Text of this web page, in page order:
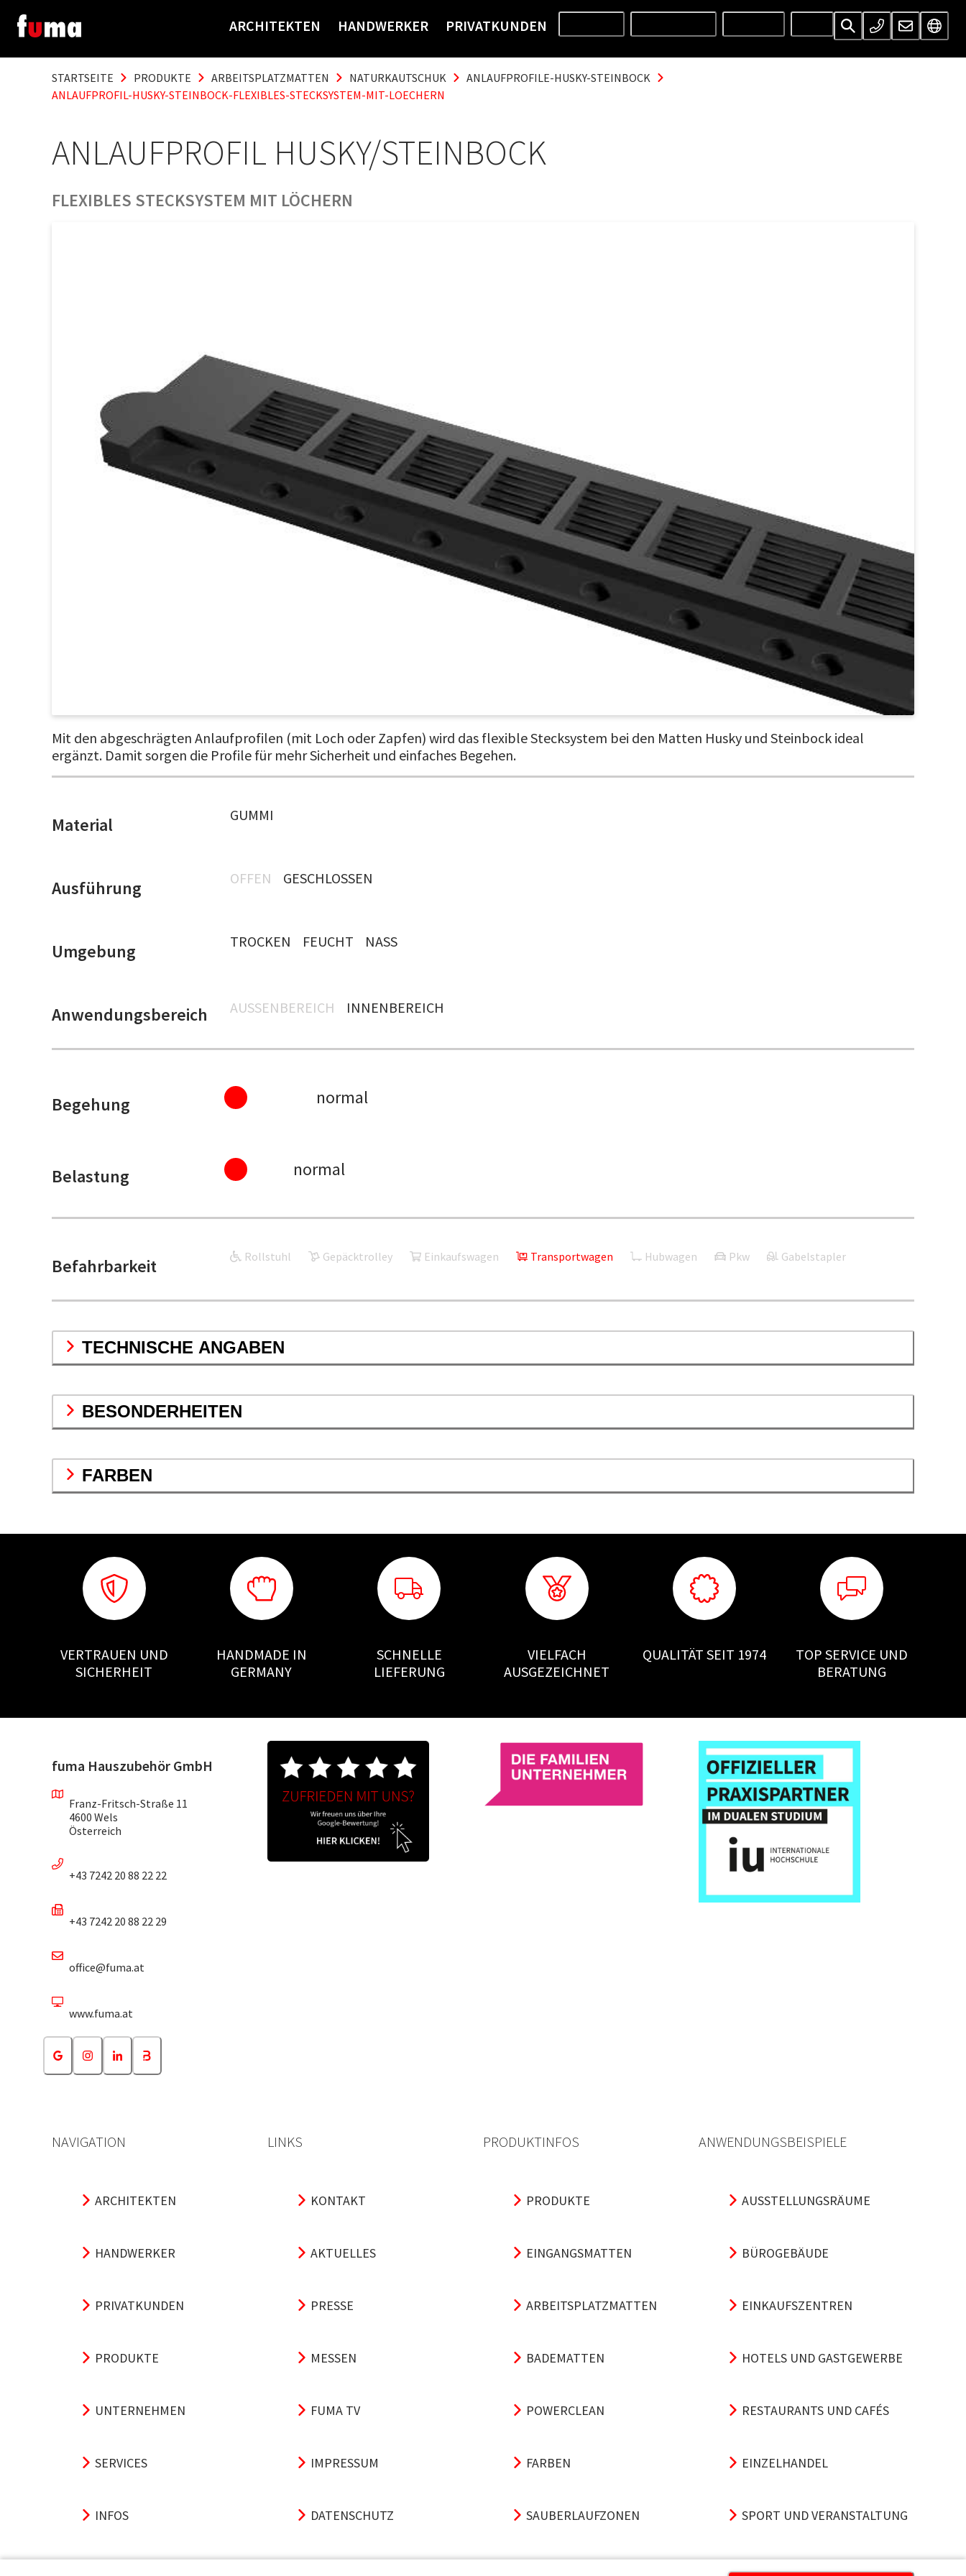
ARCHITEKTEN HANDWERKER PRIVATKUNDEN
STARTSEITE PRODUKTE ARBEITSPLATZMATTEN NATURKAUTSCHUK
ANLAUFPROFILE-HUSKY-STEINBOCK
ANLAUFPROFIL-HUSKY-STEINBOCK-FLEXIBLES-STECKSYSTEM-MIT-LOECHERN
ANLAUFPROFIL HUSKY/STEINBOCK
FLEXIBLES STECKSYSTEM MIT LÖCHERN
Mit den abgeschrägten Anlaufprofilen (mit Loch oder Zapfen) wird das flexible Stecksystem bei den Matten Husky und Steinbock ideal
ergänzt. Damit sorgen die Profile für mehr Sicherheit und einfaches Begehen.
Material GUMMI
Ausführung OFFEN GESCHLOSSEN
Umgebung TROCKEN FEUCHT NASS
Anwendungsbereich AUSSENBEREICH INNENBEREICH
Begehung normal
Belastung normal
Befahrbarkeit Rollstuhl Gepäcktrolley Einkaufswagen Transportwagen Hubwagen Pkw Gabelstapler
TECHNISCHE ANGABEN
BESONDERHEITEN
FARBEN
VERTRAUEN UND
SICHERHEIT
HANDMADE IN
GERMANY
SCHNELLE
LIEFERUNG
VIELFACH
AUSGEZEICHNET
QUALITÄT SEIT 1974
TOP SERVICE UND
BERATUNG
fuma Hauszubehör GmbH
Franz-Fritsch-Straße 11
4600 Wels
Österreich
+43 7242 20 88 22 22
+43 7242 20 88 22 29
office@fuma.at
www.fuma.at
NAVIGATION
ARCHITEKTEN
HANDWERKER
PRIVATKUNDEN
PRODUKTE
UNTERNEHMEN
SERVICES
INFOS
LINKS
KONTAKT
AKTUELLES
PRESSE
MESSEN
FUMA TV
IMPRESSUM
DATENSCHUTZ
PRODUKTINFOS
PRODUKTE
EINGANGSMATTEN
ARBEITSPLATZMATTEN
BADEMATTEN
POWERCLEAN
FARBEN
SAUBERLAUFZONEN
ANWENDUNGSBEISPIELE
AUSSTELLUNGSRÄUME
BÜROGEBÄUDE
EINKAUFSZENTREN
HOTELS UND GASTGEWERBE
RESTAURANTS UND CAFÉS
EINZELHANDEL
SPORT UND VERANSTALTUNG
VERKEHRSKNOTENPUNKTE